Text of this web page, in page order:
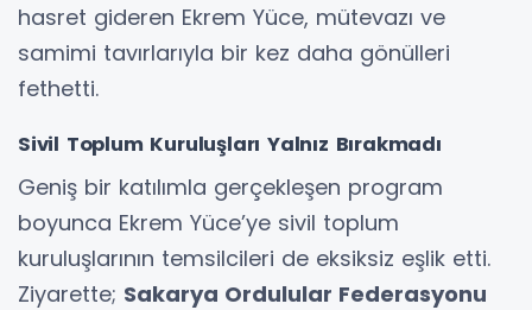
hasret gideren Ekrem Yüce, mütevazı ve
samimi tavırlarıyla bir kez daha gönülleri
fethetti.
Sivil Toplum Kuruluşları Yalnız Bırakmadı
Geniş bir katılımla gerçekleşen program
boyunca Ekrem Yüce’ye sivil toplum
kuruluşlarının temsilcileri de eksiksiz eşlik etti.
Ziyarette; Sakarya Ordulular Federasyonu